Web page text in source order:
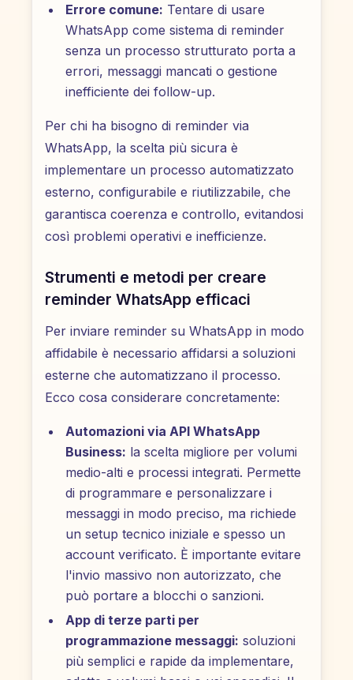
Errore comune: Tentare di usare
WhatsApp come sistema di reminder
senza un processo strutturato porta a
errori, messaggi mancati o gestione
inefficiente dei follow-up.
Per chi ha bisogno di reminder via
WhatsApp, la scelta più sicura è
implementare un processo automatizzato
esterno, configurabile e riutilizzabile, che
garantisca coerenza e controllo, evitandosi
così problemi operativi e inefficienze.
Strumenti e metodi per creare
reminder WhatsApp efficaci
Per inviare reminder su WhatsApp in modo
affidabile è necessario affidarsi a soluzioni
esterne che automatizzano il processo.
Ecco cosa considerare concretamente:
Automazioni via API WhatsApp
Business: la scelta migliore per volumi
medio-alti e processi integrati. Permette
di programmare e personalizzare i
messaggi in modo preciso, ma richiede
un setup tecnico iniziale e spesso un
account verificato. È importante evitare
l'invio massivo non autorizzato, che
può portare a blocchi o sanzioni.
App di terze parti per
programmazione messaggi: soluzioni
più semplici e rapide da implementare,